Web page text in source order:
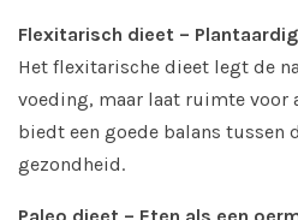
Flexitarisch dieet –
Het flexitarische dieet legt de
voeding, maar laat ruimte voor
biedt een goede balans tussen
gezondheid.